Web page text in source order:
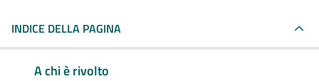
INDICE DELLA PAGINA
A chi è rivolto